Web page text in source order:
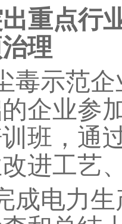
重点行
理
毒示范
企业参
班，通
进工艺
成电力